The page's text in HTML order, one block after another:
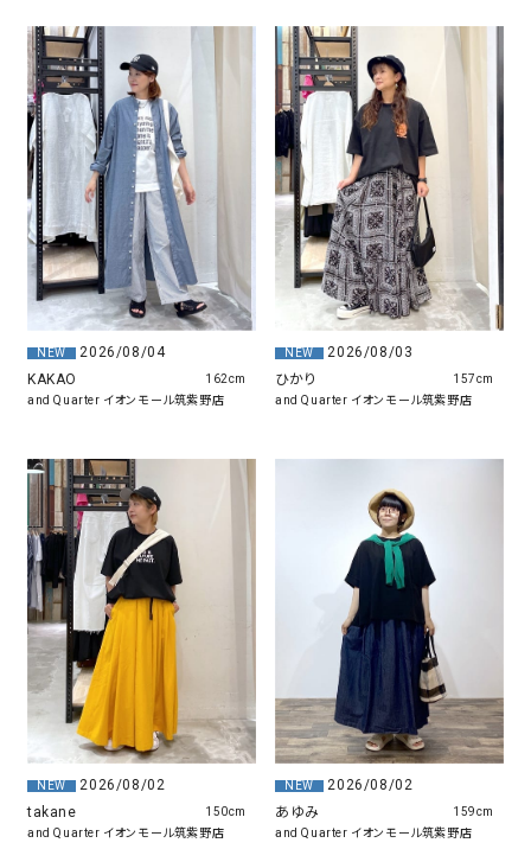
NEW
2026/08/04
KAKAO
and Quarter イオンモール筑紫野店
162cm
NEW
2026/08/03
ひかり
and Quarter イオンモール筑紫野店
157cm
NEW
2026/08/02
takane
and Quarter イオンモール筑紫野店
150cm
NEW
2026/08/02
あゆみ
and Quarter イオンモール筑紫野店
159cm